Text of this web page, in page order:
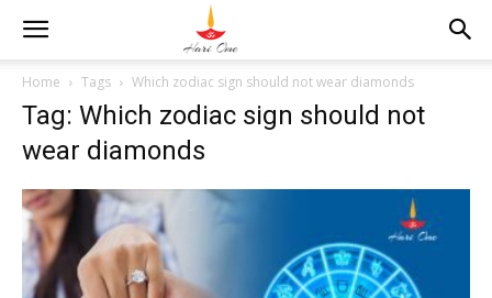
Home Tags Which zodiac sign should not wear diamonds
Tag: Which zodiac sign should not
wear diamonds